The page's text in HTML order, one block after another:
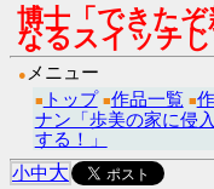
博士「できた
なるスイッチ
● メニュー
■ トップ ■作品一覧 ■
ナン「歩美の家に侵
する！」
小中大